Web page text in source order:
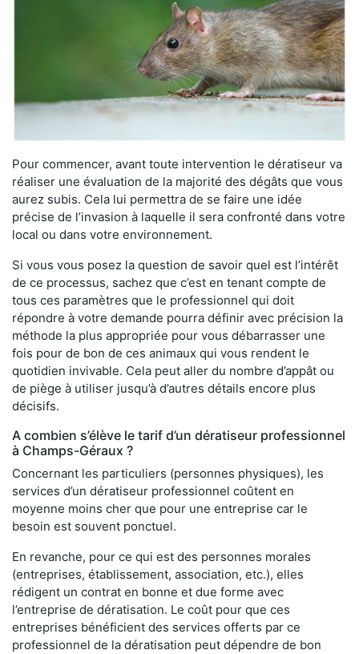
Pour commencer, avant toute intervention le dératiseur va
réaliser une évaluation de la majorité des dégâts que vous
aurez subis. Cela lui permettra de se faire une idée
précise de l’invasion à laquelle il sera confronté dans votre
local ou dans votre environnement.
Si vous vous posez la question de savoir quel est l’intérêt
de ce processus, sachez que c’est en tenant compte de
tous ces paramètres que le professionnel qui doit
répondre à votre demande pourra définir avec précision la
méthode la plus appropriée pour vous débarrasser une
fois pour de bon de ces animaux qui vous rendent le
quotidien invivable. Cela peut aller du nombre d’appât ou
de piège à utiliser jusqu’à d’autres détails encore plus
décisifs.
A combien s’élève le tarif d’un dératiseur professionnel
à Champs-Géraux ?
Concernant les particuliers (personnes physiques), les
services d’un dératiseur professionnel coûtent en
moyenne moins cher que pour une entreprise car le
besoin est souvent ponctuel.
En revanche, pour ce qui est des personnes morales
(entreprises, établissement, association, etc.), elles
rédigent un contrat en bonne et due forme avec
l’entreprise de dératisation. Le coût pour que ces
entreprises bénéficient des services offerts par ce
professionnel de la dératisation peut dépendre de bon